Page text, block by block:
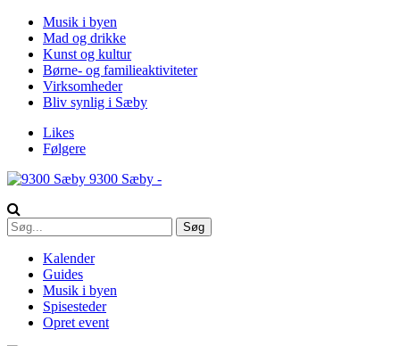
Musik i byen
Mad og drikke
Kunst og kultur
Børne- og familieaktiviteter
Virksomheder
Bliv synlig i Sæby
Likes
Følgere
9300 Sæby -
Kalender
Guides
Musik i byen
Spisesteder
Opret event